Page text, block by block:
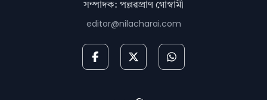
সম্পাদক: পল্লৱপ্ৰাণ গোস্বামী
editor@nilacharai.com